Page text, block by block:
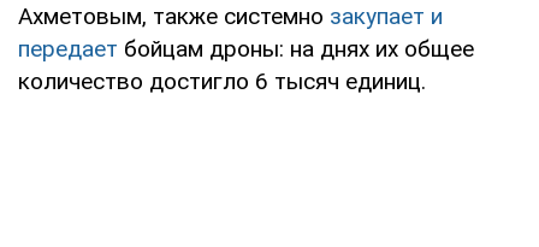
Ахметовым, также системно закупает и
передает бойцам дроны: на днях их общее
количество достигло 6 тысяч единиц.